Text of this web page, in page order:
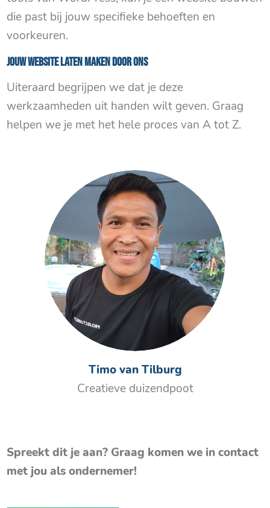
die past bij jouw specifieke behoeften en
voorkeuren.
Jouw website laten maken door ons
Uiteraard begrijpen we dat je deze
werkzaamheden uit handen wilt geven. Graag
helpen we je met het hele proces van A tot Z.
Timo van Tilburg
Creatieve duizendpoot
Spreekt dit je aan? Graag komen we in contact
met jou als ondernemer!